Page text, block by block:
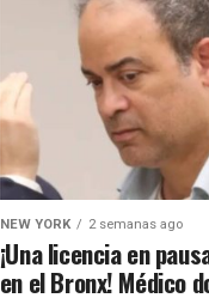
NEW YORK 2 semanas ago
¡Una licencia en
en el Bronx! Médico